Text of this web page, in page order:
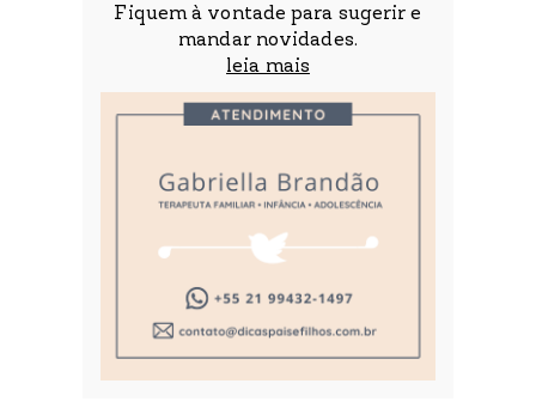
Fiquem à vontade para sugerir e
mandar novidades.
leia mais